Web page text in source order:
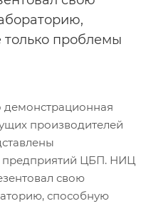
проблемы
демонстрационная
производителей
ЦБП. НИЦ
свою
способную